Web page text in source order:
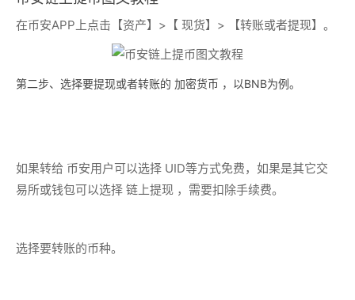
在币安APP上点击【资产】>【 现货】> 【转账或者提现】。
第二步、选择要提现或者转账的 加密货币 ，以BNB为例。
如果转给 币安用户可以选择 UID等方式免费，如果是其它交
易所或钱包可以选择 链上提现 ，需要扣除手续费。
选择要转账的币种。